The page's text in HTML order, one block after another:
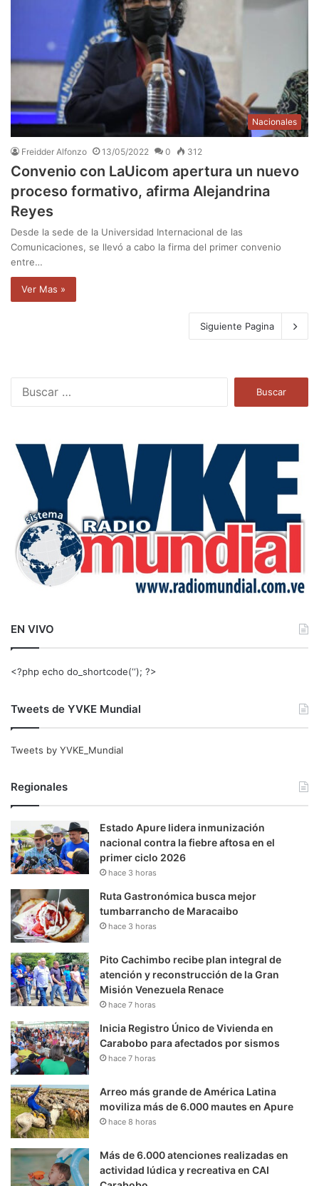
Nacionales
Freidder Alfonzo 13/05/2022 0 312
Convenio con LaUicom apertura un nuevo
proceso formativo, afirma Alejandrina
Reyes
Desde la sede de la Universidad Internacional de las
Comunicaciones, se llevó a cabo la firma del primer convenio
entre…
Ver Mas »
Siguiente Pagina
a
EN VIVO
<?php echo do_shortcode(‘‘); ?>
Tweets de YVKE Mundial
Tweets by YVKE_Mundial
Regionales
Estado Apure lidera inmunización
nacional contra la fiebre aftosa en el
primer ciclo 2026
hace 3 horas
Ruta Gastronómica busca mejor
tumbarrancho de Maracaibo
hace 3 horas
Pito Cachimbo recibe plan integral de
atención y reconstrucción de la Gran
Misión Venezuela Renace
hace 7 horas
Inicia Registro Único de Vivienda en
Carabobo para afectados por sismos
hace 7 horas
Arreo más grande de América Latina
moviliza más de 6.000 mautes en Apure
hace 8 horas
Más de 6.000 atenciones realizadas en
actividad lúdica y recreativa en CAI